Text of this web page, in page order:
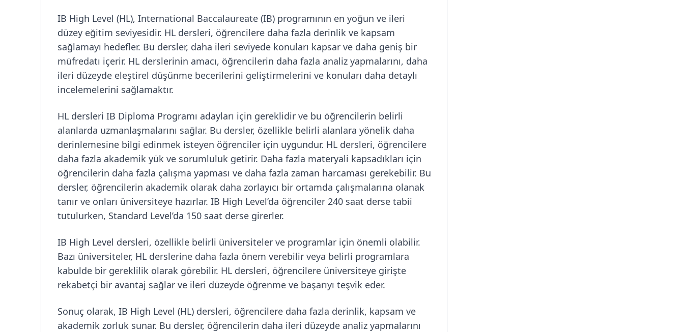
IB High Level (HL), International Baccalaureate (IB) programının en yoğun ve ileri
düzey eğitim seviyesidir. HL dersleri, öğrencilere daha fazla derinlik ve kapsam
sağlamayı hedefler. Bu dersler, daha ileri seviyede konuları kapsar ve daha geniş bir
müfredatı içerir. HL derslerinin amacı, öğrencilerin daha fazla analiz yapmalarını, daha
ileri düzeyde eleştirel düşünme becerilerini geliştirmelerini ve konuları daha detaylı
incelemelerini sağlamaktır.
HL dersleri IB Diploma Programı adayları için gereklidir ve bu öğrencilerin belirli
alanlarda uzmanlaşmalarını sağlar. Bu dersler, özellikle belirli alanlara yönelik daha
derinlemesine bilgi edinmek isteyen öğrenciler için uygundur. HL dersleri, öğrencilere
daha fazla akademik yük ve sorumluluk getirir. Daha fazla materyali kapsadıkları için
öğrencilerin daha fazla çalışma yapması ve daha fazla zaman harcaması gerekebilir. Bu
dersler, öğrencilerin akademik olarak daha zorlayıcı bir ortamda çalışmalarına olanak
tanır ve onları üniversiteye hazırlar. IB High Level’da öğrenciler 240 saat derse tabii
tutulurken, Standard Level’da 150 saat derse girerler.
IB High Level dersleri, özellikle belirli üniversiteler ve programlar için önemli olabilir.
Bazı üniversiteler, HL derslerine daha fazla önem verebilir veya belirli programlara
kabulde bir gereklilik olarak görebilir. HL dersleri, öğrencilere üniversiteye girişte
rekabetçi bir avantaj sağlar ve ileri düzeyde öğrenme ve başarıyı teşvik eder.
Sonuç olarak, IB High Level (HL) dersleri, öğrencilere daha fazla derinlik, kapsam ve
akademik zorluk sunar. Bu dersler, öğrencilerin daha ileri düzeyde analiz yapmalarını